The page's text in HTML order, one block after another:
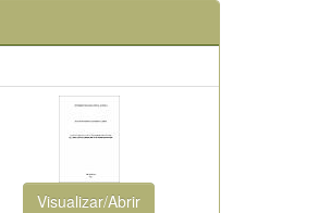
Visualizar/Abrir